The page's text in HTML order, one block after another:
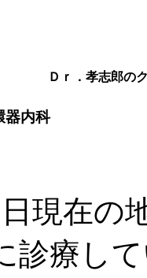
Ｄｒ．孝志郎の
内科
現在の
診療し